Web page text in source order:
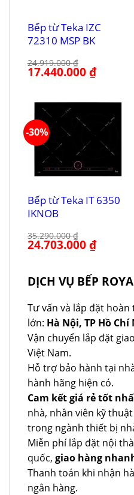
Bếp từ Teka IZC
72310 MSP BK
24.919.000₫
Giá
gốc
17.440.000₫Giá
hiện
-30%
Bếp từ Teka IT 6350
IKNOB
35.290.000₫
Giá
gốc
24.703.000₫Giá
hiện
DỊCH VỤ BẾP
Tư vấn và lắp đặt
lớn: Hà Nội, TP Hồ
Vận chuyển lắp đặt
Việt Nam.
Hỗ trợ bảo hành tại
hành hãng hiện có.
Cam kết giá rẻ tốt
nhà, nhân viên kỹ
trong ngành thiết bị
Miễn phí lắp đặt nội
quốc, giao hàng
Thanh toán khi nhận
ngân hàng.